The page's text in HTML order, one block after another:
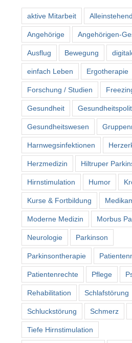
aktive Mitarbeit
Angehörige Angehörigen-
Ausflug Bewegung
einfach Leben Ergotherapie
Forschung / Studien
Gesundheit
Gesundheitswesen
Harnwegsinfektionen
Herzmedizin Hiltruper
Hirnstimulation Humor
Kurse & Fortbildung
Moderne Medizin Morbus
Neurologie Parkinson
Parkinsontherapie
Patientenrechte Pflege
Rehabilitation Schlafstörung
Schluckstörung Schmerz
Tiefe Hirnstimulation